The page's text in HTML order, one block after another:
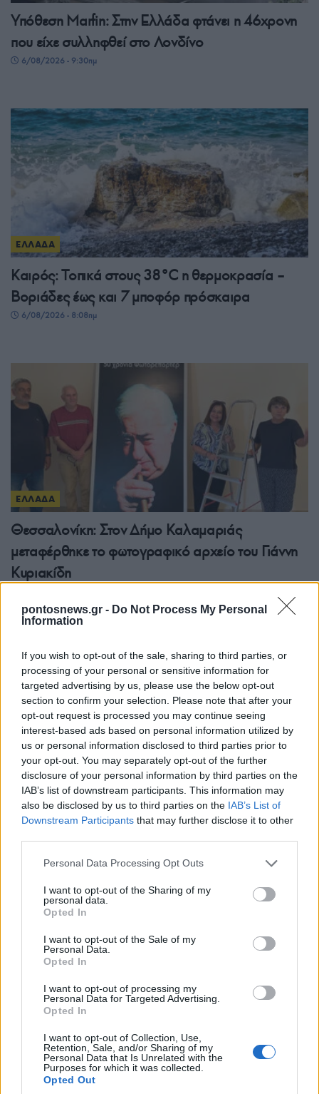
pontosnews.gr - Do Not Process My Personal
Information
If you wish to opt-out of the sale, sharing to third parties, or
processing of your personal or sensitive information for
targeted advertising by us, please use the below opt-out
section to confirm your selection. Please note that after your
opt-out request is processed you may continue seeing
interest-based ads based on personal information utilized by
us or personal information disclosed to third parties prior to
your opt-out. You may separately opt-out of the further
disclosure of your personal information by third parties on the
IAB’s list of downstream participants. This information may
also be disclosed by us to third parties on the IAB’s List of
Downstream Participants that may further disclose it to other
Please note that this website/app uses one or more Google
not limited to your visit or usage behaviour. You may click to
grant or deny consent to Google and its third-party tags to
use your data for below specified purposes in below Google
consent section.
Personal Data Processing Opt Outs
I want to opt-out of the Sharing of my
personal data.
Opted In
I want to opt-out of the Sale of my
Personal Data.
Opted In
I want to opt-out of processing my
Personal Data for Targeted Advertising.
Opted In
I want to opt-out of Collection, Use,
Retention, Sale, and/or Sharing of my
Personal Data that Is Unrelated with the
Purposes for which it was collected.
Opted Out
Υπόθεση Μarfin: Στην Ελλάδα φτάνει η 46χρονη
που είχε συλληφθεί στο Λονδίνο
6/08/2026 - 9:30πμ
ΕΛΛΑΔΑ
Καιρός: Τοπικά στους 38°C η θερμοκρασία –
Βοριάδες έως και 7 μποφόρ πρόσκαιρα
6/08/2026 - 8:08πμ
ΕΛΛΑΔΑ
Θεσσαλονίκη: Στον Δήμο Καλαμαριάς
μεταφέρθηκε το φωτογραφικό αρχείο του Γιάννη
Κυριακίδη
ΕΛΛΑΔΑ
Πυροσβεστική: Τρεις συλλήψεις για πρόκληση
πυρκαγιάς και παραβάσεις πυροπροστασίας
Λέσβος: Με τις καλύτερες… γεύσεις πέρασε στην
ιστορία η τριήμερη 39η Γιορτή Σαρδέλας – Το